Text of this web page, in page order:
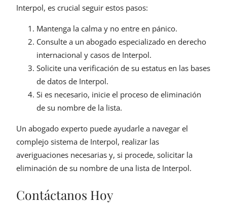
Interpol, es crucial seguir estos pasos:
Mantenga la calma y no entre en pánico.
Consulte a un abogado especializado en derecho
internacional y casos de Interpol.
Solicite una verificación de su estatus en las bases
de datos de Interpol.
Si es necesario, inicie el proceso de eliminación
de su nombre de la lista.
Un abogado experto puede ayudarle a navegar el
complejo sistema de Interpol, realizar las
averiguaciones necesarias y, si procede, solicitar la
eliminación de su nombre de una lista de Interpol.
Contáctanos Hoy